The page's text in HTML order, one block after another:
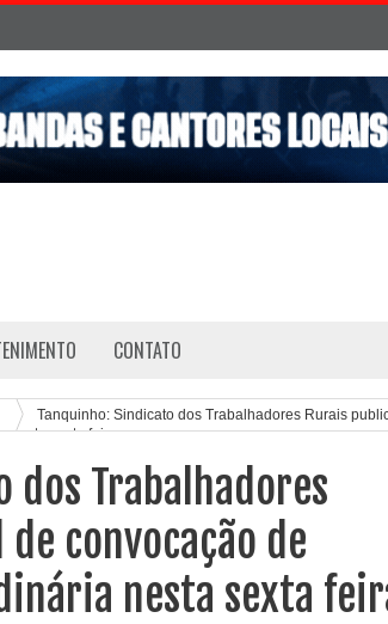
CONTATO
Tanquinho: Sindicato dos Trabalhadores Rurais
nesta sexta feira
dos Trabalhadores
convocação de
nesta sexta